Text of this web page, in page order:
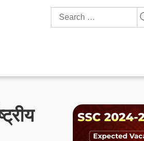
Search